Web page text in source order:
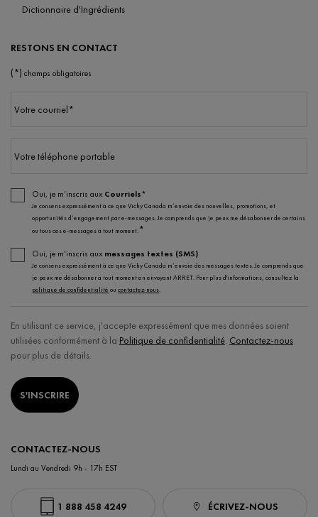
Dictionnaire d'Ingrédients
RESTONS EN CONTACT
(*) champs obligatoires
Votre courriel*
Votre téléphone portable
Oui, je m’inscris aux Courriels*
Je consens expressément à ce que Vichy Canada m’envoie des nouvelles, promotions, et
opportunités d’engagement par e-messages. Je comprends que je peux me désabonner de certains
ou tous ces e-messages à tout moment.*
Oui, je m'inscris aux messages textes (SMS)
Je consens expressément à ce que Vichy Canada m’envoie des messages textes. Je comprends que
je peux me désabonner à tout moment en envoyant ARRET. Pour plus d'informations, consultez la
politique de confidentialité ou contactez-nous.
En utilisant ce service, j'accepte expressément que mes données soient
utilisées conformément à la Politique de confidentialité. Contactez-nous
pour plus de détails.
S'INSCRIRE
CONTACTEZ-NOUS
Lundi au Vendredi 9h - 17h EST
1 888 458 4249 ÉCRIVEZ-NOUS